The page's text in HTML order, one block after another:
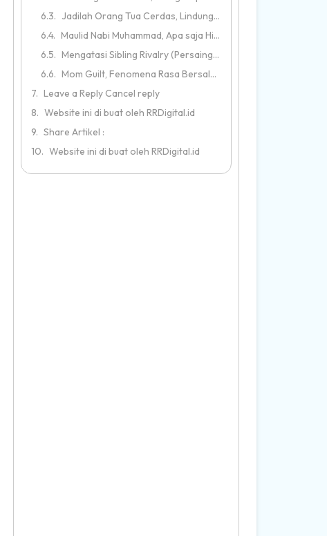
Jadilah Orang Tua Cerdas, Lindungi Anak Dari Bahaya Internet
Maulid Nabi Muhammad, Apa saja Hikmah di dalamnya?
Mengatasi Sibling Rivalry (Persaingan Kakak-Adik)
Mom Guilt, Fenomena Rasa Bersalah Orang Tua
Leave a Reply Cancel reply
Website ini di buat oleh RRDigital.id
Share Artikel :
Website ini di buat oleh RRDigital.id